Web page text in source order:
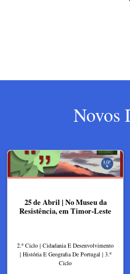
Novos
25 de Abril | No Museu da
Resistência, em Timor-Leste
2.º Ciclo | Cidadania E Desenvolvimento
| História E Geografia De Portugal | 3.º
Ciclo